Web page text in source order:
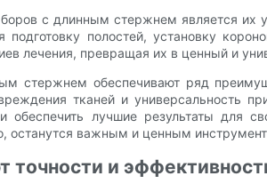
с длинным стержнем является их
полостей, установку
лечения, превращая их в ценный и
стержнем обеспечивают ряд
тканей и универсальность
лучшие результаты для
останутся важным и ценным
и